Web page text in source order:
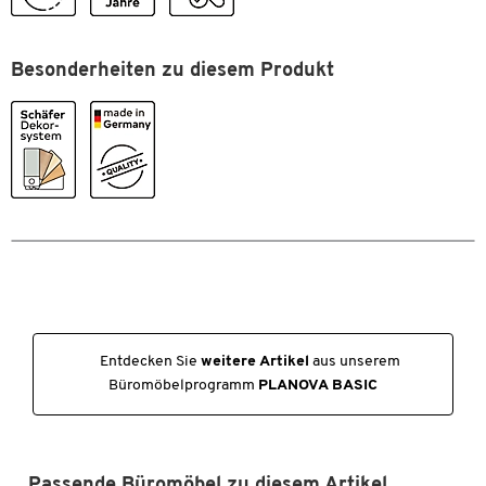
verschiedenster Produkte, sondern überzeugt vor allem auch mit
ihrer 100%igen Schäfer Shop-Qualität.
Eine Qualität, die bleibt - das versprechen wir Ihnen.
von 10 auf 30 Jahre!
Besonderheiten zu diesem Produkt
Entdecken Sie weitere Artikel aus unserem
Büromöbelprogramm PLANOVA BASIC